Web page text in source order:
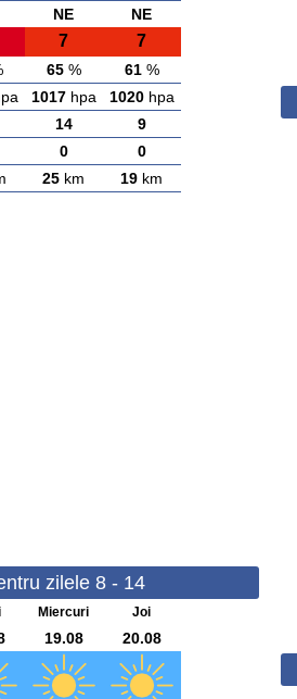
NE NE
7 7
65% 61%
1017hpa 1020hpa
14 9
0 0
25 km 19 km
zilele 8 - 14
Miercuri Joi
19.08 20.08